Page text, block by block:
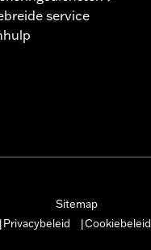
service
Sitemap
Privacybeleid Cookiebeleid